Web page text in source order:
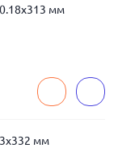
мм
мм